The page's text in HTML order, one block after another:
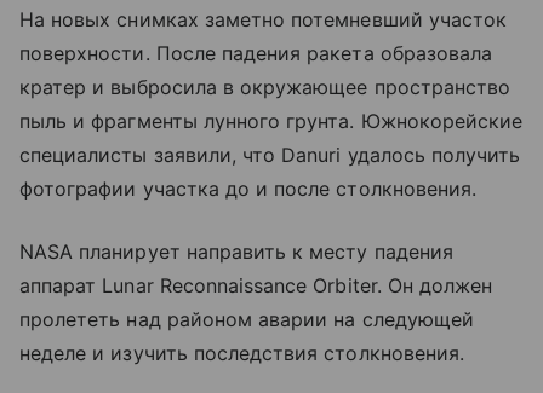
На новых снимках заметно потемневший участок
поверхности. После падения ракета образовала
кратер и выбросила в окружающее пространство
пыль и фрагменты лунного грунта. Южнокорейские
специалисты заявили, что Danuri удалось получить
фотографии участка до и после столкновения.
NASA планирует направить к месту падения
аппарат Lunar Reconnaissance Orbiter. Он должен
пролететь над районом аварии на следующей
неделе и изучить последствия столкновения.